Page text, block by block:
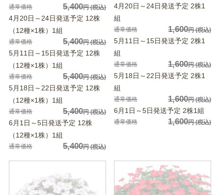
通常価格 5,400円(税込)
4月20日～24日発送予定 12株
（12種×1株）1組
通常価格 5,400円(税込)
5月11日～15日発送予定 12株
（12種×1株）1組
通常価格 5,400円(税込)
5月18日～22日発送予定 12株
（12種×1株）1組
通常価格 5,400円(税込)
6月1日～5日発送予定 12株
（12種×1株）1組
通常価格 5,400円(税込)
4月20日～24日発送予定 2株1
組
通常価格 1,600円(税込)
5月11日～15日発送予定 2株1
組
通常価格 1,600円(税込)
5月18日～22日発送予定 2株1
組
通常価格 1,600円(税込)
6月1日～5日発送予定 2株1組
通常価格 1,600円(税込)